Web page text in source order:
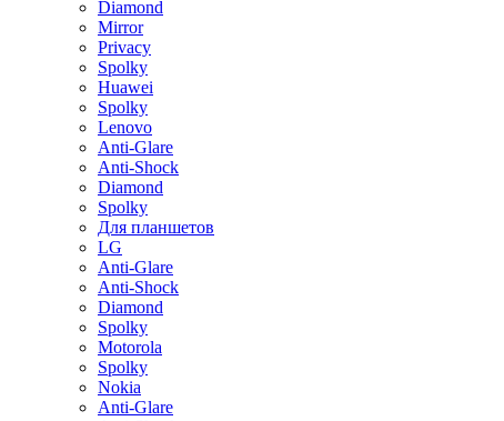
Diamond
Mirror
Privacy
Spolky
Huawei
Spolky
Lenovo
Anti-Glare
Anti-Shock
Diamond
Spolky
Для планшетов
LG
Anti-Glare
Anti-Shock
Diamond
Spolky
Motorola
Spolky
Nokia
Anti-Glare